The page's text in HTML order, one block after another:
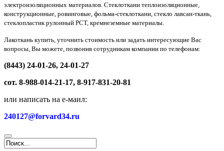
электроизоляционных материалов. Стеклоткани теплоизоляционные,
конструкционные, ровинговые, фольма-стеклоткани, стекло лавсан-ткань,
стеклопластик рулонный РСТ, кремнеземные материалы.
Лакоткань купить, уточнить стоимость или задать интересующие Вас
вопросы, Вы можете, позвонив сотрудникам компании по телефонам:
(8443) 24-01-26, 24-01-27
сот. 8-988-014-21-17, 8-917-831-20-81
или написать на е-маил:
240127@forvard34.ru